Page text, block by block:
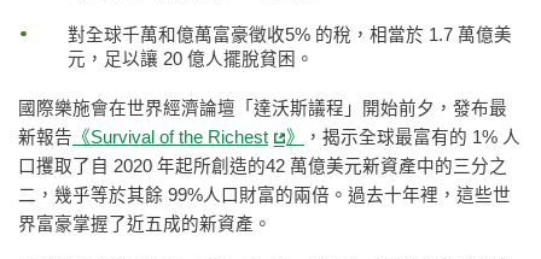
對全球千萬和億萬富豪徵收5% 的稅，相當於 1.7 萬億美
元，足以讓 20 億人擺脫貧困。
國際樂施會在世界經濟論壇「達沃斯議程」開始前夕，發布最
新報告 《Survival of the Richest 》
，揭示全球最富有的 1% 人
口攫取了自 2020 年起所創造的42 萬億美元新資產中的三分之
二，幾乎等於其餘 99%人口財富的兩倍。過去十年裡，這些世
界富豪掌握了近五成的新資產。